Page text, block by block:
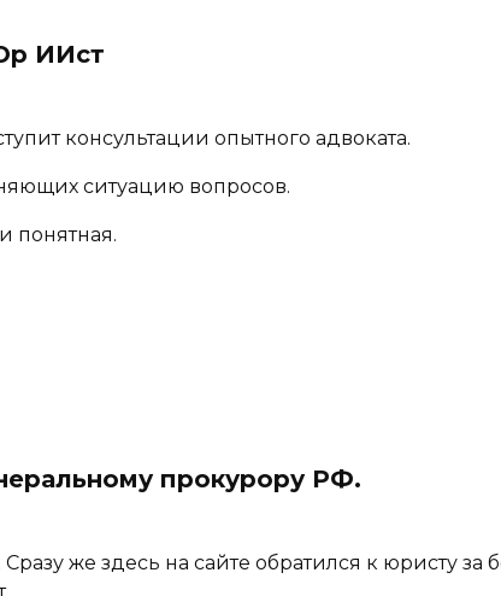
ИИст
консультации опытного адвоката.
ситуацию вопросов.
понятная.
прокурору РФ.
же здесь на сайте обратился к юристу